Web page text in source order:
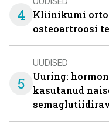
4
Kliinikumi
osteoartroosi
5
UUDISED
Uuring:
kasutanud